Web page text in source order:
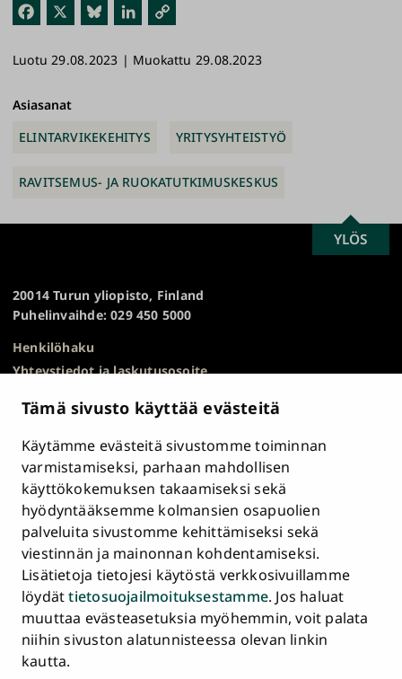
Tämä sivusto käyttää evästeitä
Käytämme evästeitä sivustomme toiminnan
varmistamiseksi, parhaan mahdollisen
käyttökokemuksen takaamiseksi sekä
hyödyntääksemme kolmansien osapuolien
palveluita sivustomme kehittämiseksi sekä
viestinnän ja mainonnan kohdentamiseksi.
Lisätietoja tietojesi käytöstä verkkosivuillamme
löydättietosuojailmoituksestamme. Jos haluat
muuttaa evästeasetuksia myöhemmin, voit palata
niihin sivuston alatunnisteessa olevan linkin
kautta.
Fac
ok
Blu
y
Link
n
link
Luotu 29.08.2023 | Muokattu 29.08.2023
Asiasanat
ELINTARVIKEKEHITYS
YRITYSYHTEISTYÖ
RAVITSEMUS- JA RUOKATUTKIMUSKESKUS
20014 Turun yliopisto, Finland
Puhelinvaihde: 029 450 5000
Henkilöhaku
Yhteystiedot ja laskutusosoite
HR Excellence in Research
Tietosuojailmoitus
Asiakirjajulkisuuskuvaus ja tietopyynnöt
Väärinkäytösepäilyt
Saavutettavuusseloste
Palaute
Intranet ja sähköiset työkalut
Evästeasetukset
Päävalikko
alatunnisteessa
ETUSIVU
Turun
yliopisto
Facebookissa
Turun
yliopisto
Instagramissa
TurunTurunTurunTurun
SCROLL
TO
YLÖS